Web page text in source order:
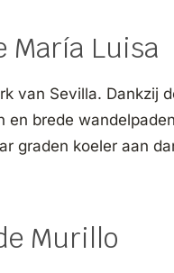
María Luisa
van Sevilla. Dankzij
en brede
graden koeler aan
Murillo